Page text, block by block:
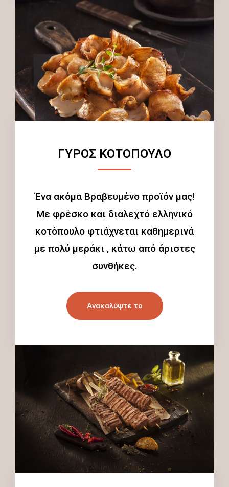
ΓΥΡΟΣ ΚΟΤΟΠΟΥΛΟ
Ένα ακόμα Βραβευμένο προϊόν μας!
Με φρέσκο και διαλεχτό ελληνικό
κοτόπουλο φτιάχνεται καθημερινά
με πολύ μεράκι , κάτω από άριστες
συνθήκες.
Ανακαλύψτε το